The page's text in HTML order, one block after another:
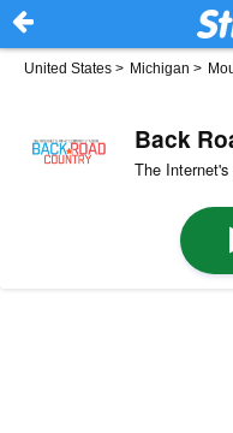
United States > Michigan >
Back
The